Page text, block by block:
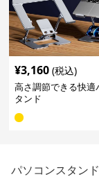
¥3,160 (税込)
高さ調節できる快適
タンド
パソコンスタン